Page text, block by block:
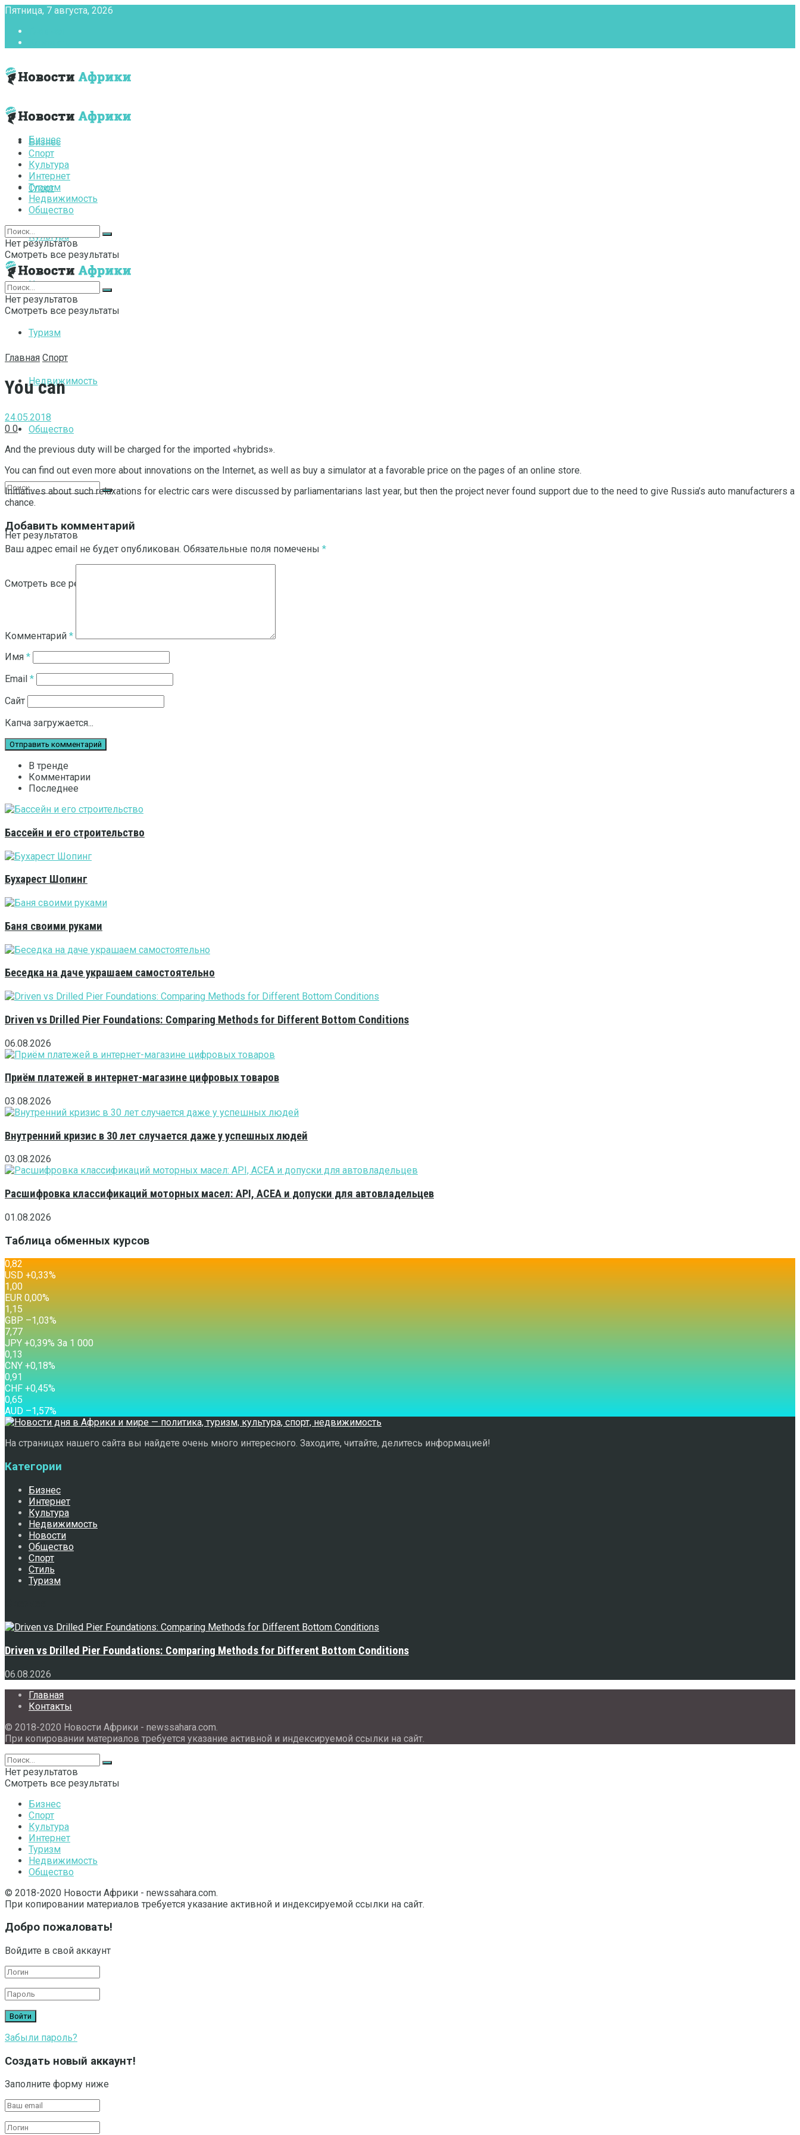
Пятница, 7 августа, 2026
Бизнес
Спорт
Культура
Интернет
Туризм
Недвижимость
Общество
Нет результатов
Смотреть все результаты
Бизнес
Спорт
Культура
Интернет
Туризм
Недвижимость
Общество
Нет результатов
Смотреть все результаты
Нет результатов
Смотреть все результаты
Главная Спорт
You can
24.05.2018
0 0
And the previous duty will be charged for the imported «hybrids».
You can find out even more about innovations on the Internet, as well as buy a simulator at a favorable price on the pages of an online store.
Initiatives about such relaxations for electric cars were discussed by parliamentarians last year, but then the project never found support due to the need to give Russia’s auto manufacturers a
chance.
Добавить комментарий
Ваш адрес email не будет опубликован. Обязательные поля помечены *
Комментарий *
Имя *
Email *
Сайт
Капча загружается...
В тренде
Комментарии
Последнее
Бассейн и его строительство
Бухарест Шопинг
Баня своими руками
Беседка на даче украшаем самостоятельно
Driven vs Drilled Pier Foundations: Comparing Methods for Different Bottom Conditions
06.08.2026
Приём платежей в интернет-магазине цифровых товаров
03.08.2026
Внутренний кризис в 30 лет случается даже у успешных людей
03.08.2026
Расшифровка классификаций моторных масел: API, ACEA и допуски для автовладельцев
01.08.2026
Таблица обменных курсов
0,82
USD +0,33%
1,00
EUR 0,00%
1,15
GBP –1,03%
7,77
JPY +0,39% За 1 000
0,13
CNY +0,18%
0,91
CHF +0,45%
0,65
AUD –1,57%
На страницах нашего сайта вы найдете очень много интересного. Заходите, читайте, делитесь информацией!
Категории
Бизнес
Интернет
Культура
Недвижимость
Новости
Общество
Спорт
Стиль
Туризм
Driven vs Drilled Pier Foundations: Comparing Methods for Different Bottom Conditions
06.08.2026
Главная
Контакты
© 2018-2020 Новости Африки - newssahara.com.
При копировании материалов требуется указание активной и индексируемой ссылки на сайт.
Нет результатов
Смотреть все результаты
Бизнес
Спорт
Культура
Интернет
Туризм
Недвижимость
Общество
© 2018-2020 Новости Африки - newssahara.com.
При копировании материалов требуется указание активной и индексируемой ссылки на сайт.
Добро пожаловать!
Войдите в свой аккаунт
Забыли пароль?
Создать новый аккаунт!
Заполните форму ниже